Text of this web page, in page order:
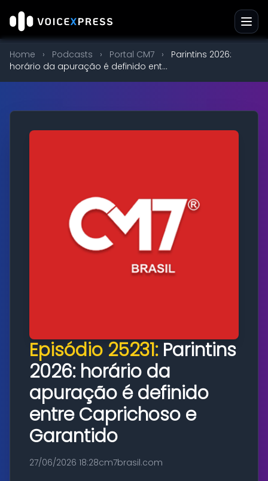
Home › Podcasts › Portal CM7 ›
Parintins 2026:
horário da apuração é definido ent...
Episódio 25231: Parintins
2026: horário da
apuração é definido
entre Caprichoso e
Garantido
27/06/2026 18:28cm7brasil.com